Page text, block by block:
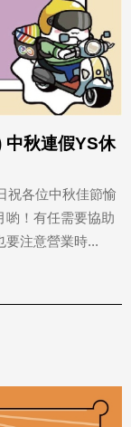
中秋連假YS休
祝各位中秋佳節愉
喲！有任需要協助
要注意營業時...